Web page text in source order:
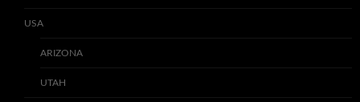
USA
ARIZONA
UTAH